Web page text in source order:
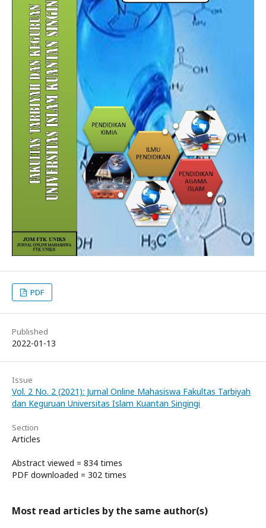
PDF
Published
2022-01-13
Issue
Vol. 2 No. 2 (2021): Jurnal Online Mahasiswa Fakultas Tarbiyah
dan Keguruan Universitas Islam Kuantan Singingi
Section
Articles
Abstract viewed = 834 times
PDF downloaded = 302 times
Most read articles by the same author(s)